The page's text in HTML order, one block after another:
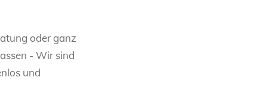
oder ganz
- Wir sind
und